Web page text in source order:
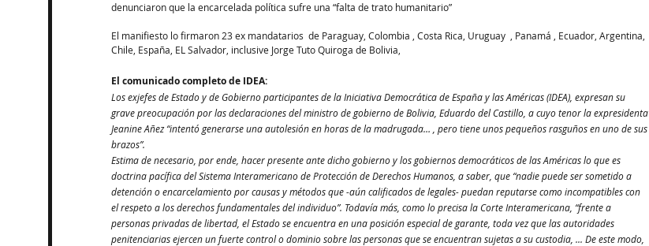
denunciaron que la encarcelada política sufre una “falta de trato humanitario”
El manifiesto lo firmaron 23 ex mandatarios  de Paraguay, Colombia , Costa Rica, Uruguay  , Panamá , Ecuador, Argentina,
Chile, España, EL Salvador, inclusive Jorge Tuto Quiroga de Bolivia,
El comunicado completo de IDEA:
Los exjefes de Estado y de Gobierno participantes de la Iniciativa Democrática de España y las Américas (IDEA), expresan su
grave preocupación por las declaraciones del ministro de gobierno de Bolivia, Eduardo del Castillo, a cuyo tenor la expresidenta
Jeanine Añez “intentó generarse una autolesión en horas de la madrugada… , pero tiene unos pequeños rasguños en uno de sus
brazos”.
Estima de necesario, por ende, hacer presente ante dicho gobierno y los gobiernos democráticos de las Américas lo que es
doctrina pacífica del Sistema Interamericano de Protección de Derechos Humanos, a saber, que “nadie puede ser sometido a
detención o encarcelamiento por causas y métodos que -aún calificados de legales- puedan reputarse como incompatibles con
el respeto a los derechos fundamentales del individuo”. Todavía más, como lo precisa la Corte Interamericana, “frente a
personas privadas de libertad, el Estado se encuentra en una posición especial de garante, toda vez que las autoridades
penitenciarias ejercen un fuerte control o dominio sobre las personas que se encuentran sujetas a su custodia, ... De este modo,